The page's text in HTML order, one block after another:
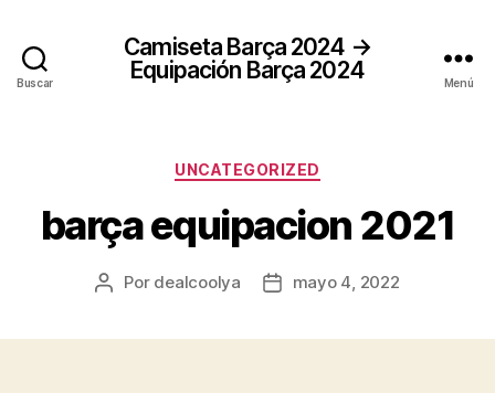
Buscar
Camiseta Barça 2024 →
Equipación Barça 2024
Menú
Categorías
UNCATEGORIZED
barça equipacion 2021
Autor
Por dealcoolya
Fechamayo 4, 2022